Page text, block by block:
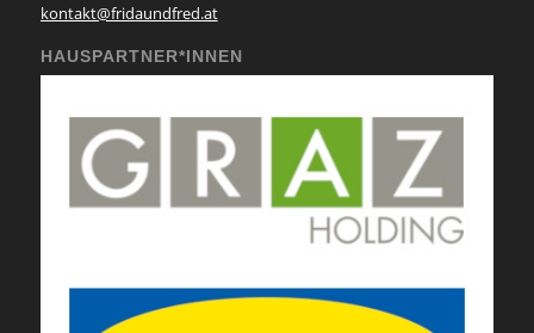
kontakt@fridaundfred.at
HAUSPARTNER*INNEN